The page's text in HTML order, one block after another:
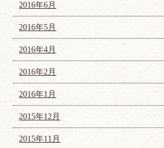
2016年6月
2016年5月
2016年4月
2016年2月
2016年1月
2015年12月
2015年11月